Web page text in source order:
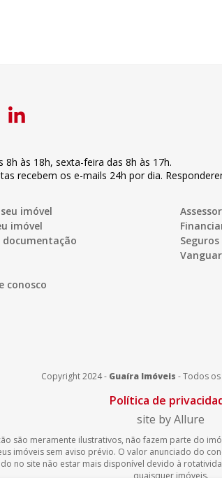
8h às 18h,sexta-feira das 8h às 17h.
recebem os e-mails 24h por dia.
imóvel
imóvel
documentação
conosco
Seguros
Copyright 2024 - Guaíra Imóveis -Todos
Política de
site by Allure
são meramente ilustrativos, não fazem parte do
imóveis sem aviso prévio. O valor anunciado do
no site não estar mais disponível devido à
quaisquer imóveis.